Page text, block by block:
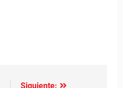
Siguiente: